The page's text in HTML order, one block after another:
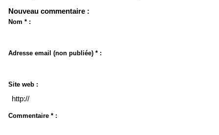
Nouveau commentaire :
Nom * :
Adresse email (non publiée) * :
Site web :
Commentaire * :